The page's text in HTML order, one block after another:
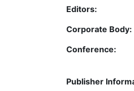
Editors:
Corporate Body:
Conference:
Publisher